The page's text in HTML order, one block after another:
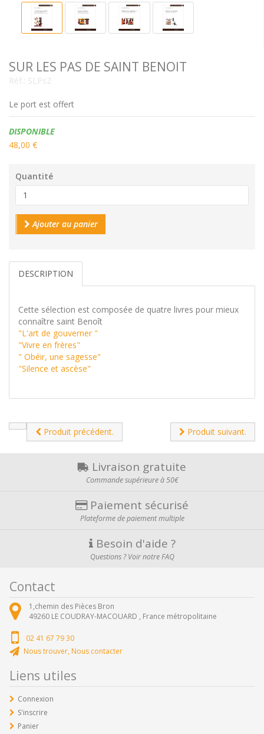
SUR LES PAS DE SAINT BENOIT
Réf.: SLPs2
Le port est offert
Disponibilité:
DISPONIBLE
48,00 €
Quantité
Ajouter au panier
DESCRIPTION
Cette sélection est composée de quatre livres pour mieux
connaître saint Benoît
"L'art de gouverner "
"Vivre en frères"
" Obéir, une sagesse"
"Silence et ascèse"
Produit précédent. Produit suivant.
Livraison gratuite
Commande supérieure à 50€
Paiement sécurisé
Plateforme de paiement multiple
Besoin d'aide ?
Questions ? Voir notre FAQ
Contact
1,chemin des Pièces Bron
49260 LE COUDRAY-MACOUARD , France métropolitaine
02 41 67 79 30
Nous trouver, Nous contacter
Liens utiles
Connexion
S'inscrire
Panier